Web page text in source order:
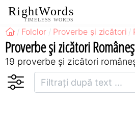
RightWords
TIMELESS WORDS
Folclor Proverbe și zicători
Proverbe și zicători
19 proverbe și zicători